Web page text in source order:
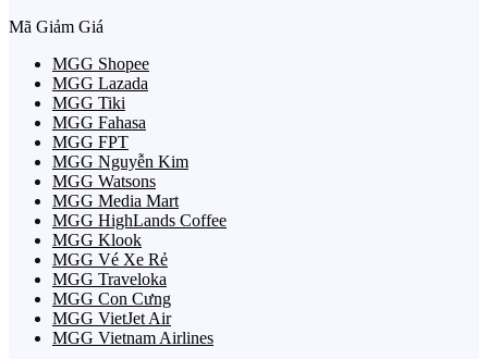
Mã Giảm Giá
MGG Shopee
MGG Lazada
MGG Tiki
MGG Fahasa
MGG FPT
MGG Nguyễn Kim
MGG Watsons
MGG Media Mart
MGG HighLands Coffee
MGG Klook
MGG Vé Xe Rẻ
MGG Traveloka
MGG Con Cưng
MGG VietJet Air
MGG Vietnam Airlines